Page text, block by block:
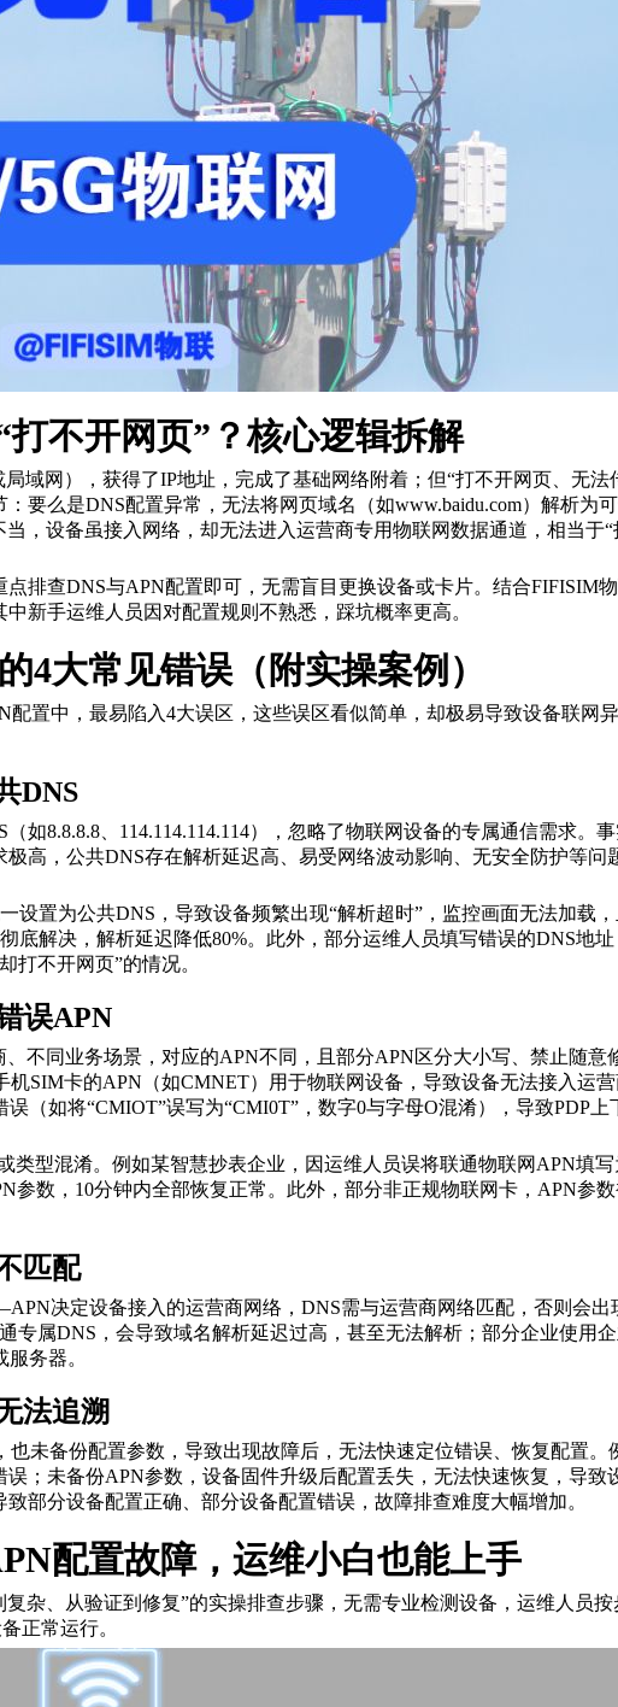
不开网页”？核心逻辑拆解
域网），获得了IP地址，完成了基础网络附着；但“打不开网页、无法
要么是DNS配置异常，无法将网页域名（如www.baidu.com）解析为
，设备虽接入网络，却无法进入运营商专用物联网数据通道，相当于
排查DNS与APN配置即可，无需盲目更换设备或卡片。结合FIFISIM
新手运维人员因对配置规则不熟悉，踩坑概率更高。
4大常见错误（附实操案例）
置中，最易陷入4大误区，这些误区看似简单，却极易导致设备联网
DNS
如8.8.8.8、114.114.114.114），忽略了物联网设备的专属通信需求。
高，公共DNS存在解析延迟高、易受网络波动影响、无安全防护等问
设置为公共DNS，导致设备频繁出现“解析超时”，监控画面无法加载
底解决，解析延迟降低80%。此外，部分运维人员填写错误的DNS地
打不开网页”的情况。
误APN
不同业务场景，对应的APN不同，且部分APN区分大小写、禁止随意
SIM卡的APN（如CMNET）用于物联网设备，导致设备无法接入运营
（如将“CMIOT”误写为“CMI0T”，数字0与字母O混淆），导致PDP
类型混淆。例如某智慧抄表企业，因运维人员误将联通物联网APN填
参数，10分钟内全部恢复正常。此外，部分非正规物联网卡，APN参
匹配
决定设备接入的运营商网络，DNS需与运营商网络匹配，否则会出
专属DNS，会导致域名解析延迟过高，甚至无法解析；部分企业使用
务器。
法追溯
未备份配置参数，导致出现故障后，无法快速定位错误、恢复配置。
；未备份APN参数，设备固件升级后配置丢失，无法快速恢复，导致
部分设备配置正确、部分设备配置错误，故障排查难度大幅增加。
配置故障，运维小白也能上手
杂、从验证到修复”的实操排查步骤，无需专业检测设备，运维人员
正常运行。